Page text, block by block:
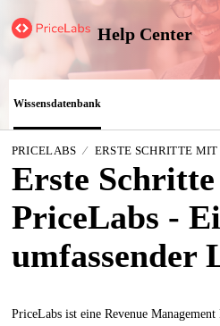
Help Center
Wissensdatenbank
PRICELABS ERSTE SCHRITTE
Erste
PriceLabs -
umfassender
PriceLabs ist eine Revenue